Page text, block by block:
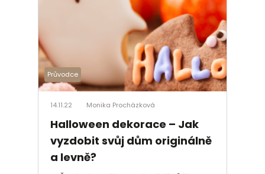
Průvodce
14.11.22 Monika Procházková
Halloween dekorace – Jak
vyzdobit svůj dům originálně
a levně?